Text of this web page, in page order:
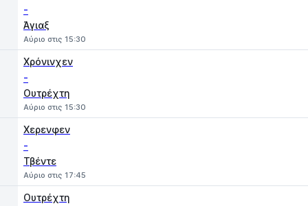
-
Άγιαξ
Αύριο στις 15:30
Χρόνινχεν
-
Ουτρέχτη
Αύριο στις 15:30
Χερενφεν
-
Τβέντε
Αύριο στις 17:45
Ουτρέχτη